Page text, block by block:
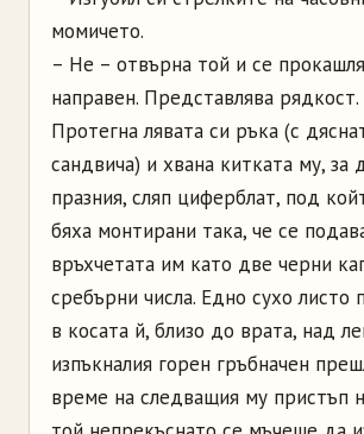
момичето.
– Не – отвърна той и се
направен. Представлява рядкост.
Протегна лявата си ръка (с
сандвича) и хвана китката му, за
празния, сляп циферблат, под
бяха монтирани така, че се
връхчетата им като две черни
сребърни числа. Едно сухо листо
в косата й, близо до врата, над
изпъкналия горен гръбначен
време на следващия му пристъп